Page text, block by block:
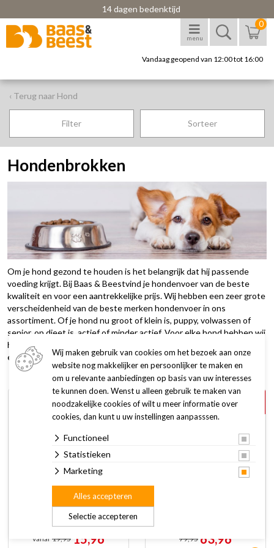
14 dagen bedenktijd
menu
0
Vandaag geopend van 12:00 tot 16:00
‹ Terug naar Hond
Filter Sorteer
Hondenbrokken
Om je hond gezond te houden is het belangrijk dat hij passende
voeding krijgt. Bij Baas & Beestvind je hondenvoer van de beste
kwaliteit en voor een aantrekkelijke prijs. Wij hebben een zeer grote
verscheidenheid van de beste merken hondenvoer in ons
assortiment. Of je hond nu groot of klein is, puppy, volwassen of
senior, op dieet is, actief of minder actief. Voor elke hond hebben wij
het geschikte hondenvoer. Kom langs in onze winkel en ontvang
een voedingsadvies op maat.
korting
Monopets Hond
Droogvoer
vanaf 19,95 15,96
korting
79,95 63,96
Wij maken gebruik van cookies om het bezoek aan onze
website nog makkelijker en persoonlijker te maken en
om u relevante aanbiedingen op basis van uw interesses
te kunnen doen. Wenst u alleen gebruik te maken van
noodzakelijke cookies of wilt u meer informatie over
cookies, dan kunt u uw instellingen aanpasssen.
Functioneel
Statistieken
Marketing
Selectie accepteren
Alles accepteren